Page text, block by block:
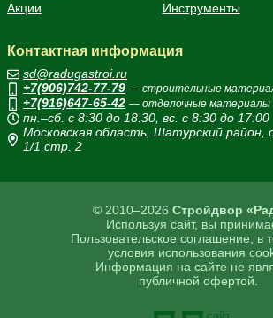
© 2010–2026 Стройдвор
Используя сайт, вы
Пользовательское соглашение, в
условия использования
Информация на сайте не
публичной офертой.
Акции
Инструменты
Контактная информация
sd@radugastroi.ru
+7(906)742-77-79 — строительные
+7(916)647-65-42 — отделочные материалы
пн.–сб. с 8:30 до 18:30, вс. с 8:30 до 17:00
Московская область, Шатурский район,
1/1 стр. 2